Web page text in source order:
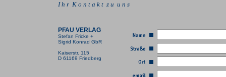
I h r K o n t a k t z u u n s
PFAU VERLAG
Stefan Fricke +
Sigrid Konrad GbR
Kaiserstr. 115
D 61169 Friedberg